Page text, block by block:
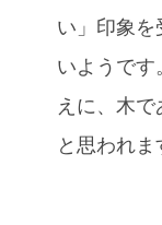
い」印象
いようで
えに、木
と思われま